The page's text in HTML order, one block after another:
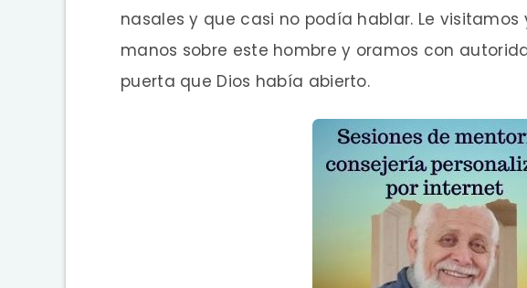
nasales y que casi no podía hablar. Le visitamos
manos sobre este hombre y oramos con
puerta que Dios había abierto.